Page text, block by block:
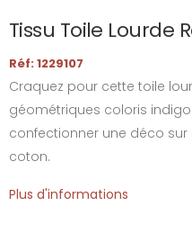
Tissu Toile Lourde
Réf: 1229107
Craquez pour cette toile
géométriques coloris
confectionner une déco sur
coton.
Plus d'informations